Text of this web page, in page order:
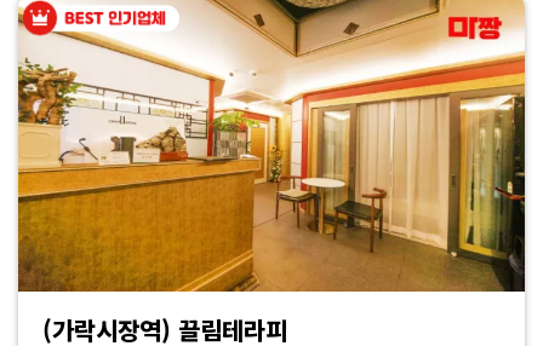
마
사
지
샵
가
격(가락시장역) 끌림테라피